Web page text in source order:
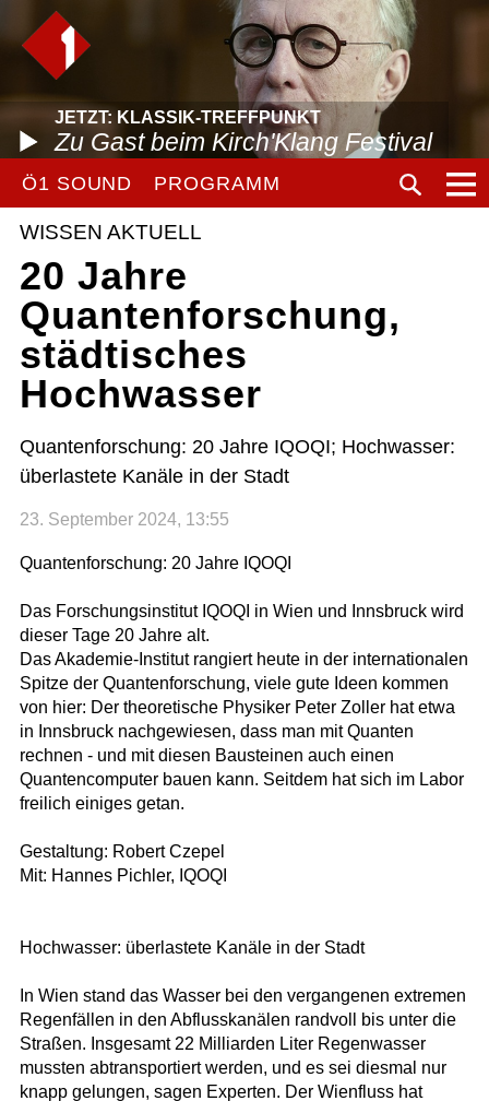
JETZT: KLASSIK-TREFFPUNKT
Zu Gast beim Kirch'Klang Festival
Ö1 SOUND PROGRAMM
WISSEN AKTUELL
20 Jahre
Quantenforschung,
städtisches
Hochwasser
Quantenforschung: 20 Jahre IQOQI; Hochwasser:
überlastete Kanäle in der Stadt
23. September 2024, 13:55
Quantenforschung: 20 Jahre IQOQI
Das Forschungsinstitut IQOQI in Wien und Innsbruck wird
dieser Tage 20 Jahre alt.
Das Akademie-Institut rangiert heute in der internationalen
Spitze der Quantenforschung, viele gute Ideen kommen
von hier: Der theoretische Physiker Peter Zoller hat etwa
in Innsbruck nachgewiesen, dass man mit Quanten
rechnen - und mit diesen Bausteinen auch einen
Quantencomputer bauen kann. Seitdem hat sich im Labor
freilich einiges getan.
Gestaltung: Robert Czepel
Mit: Hannes Pichler, IQOQI
Hochwasser: überlastete Kanäle in der Stadt
In Wien stand das Wasser bei den vergangenen extremen
Regenfällen in den Abflusskanälen randvoll bis unter die
Straßen. Insgesamt 22 Milliarden Liter Regenwasser
mussten abtransportiert werden, und es sei diesmal nur
knapp gelungen, sagen Experten. Der Wienfluss hat